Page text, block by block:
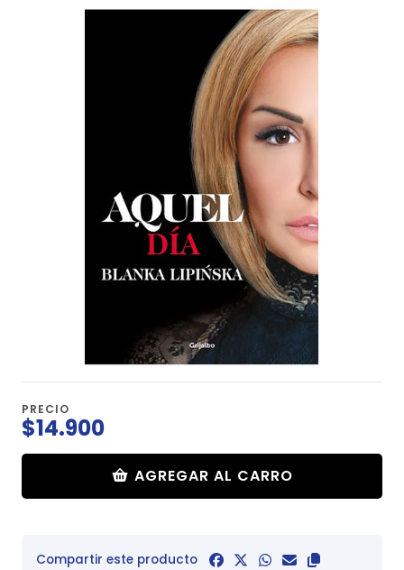
PRECIO
$14.900
AGREGAR AL CARRO
Compartir este producto